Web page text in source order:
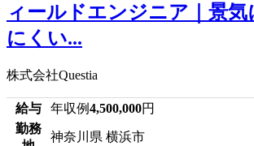
ィールドエンジニア｜景
にくい...
株式会社Questia
給与 年収例4,500,000円
勤務
神奈川県 横浜市